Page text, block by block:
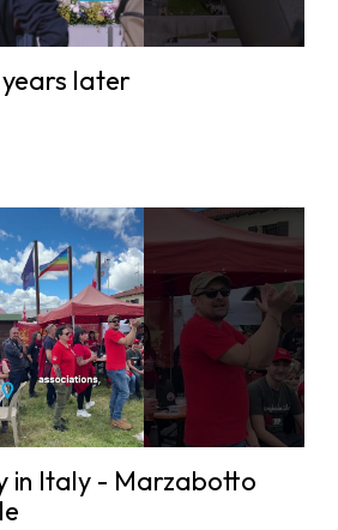
later
in Italy - Marzabotto